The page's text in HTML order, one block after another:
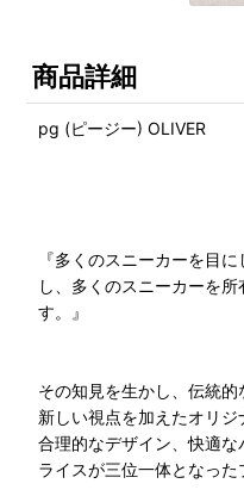
商品詳細
pg (ピージー) OLIVER
『多くのスニーカーを目
し、多くのスニーカーを
す。』
その知見を生かし、伝統的
新しい視点を加えたオリジ
合理的なデザイン、快適
ライスが三位一体となった